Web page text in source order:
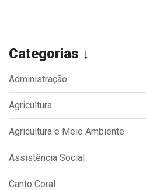
Categorias ↓
Administração
Agricultura
Agricultura e Meio Ambiente
Assistência Social
Canto Coral